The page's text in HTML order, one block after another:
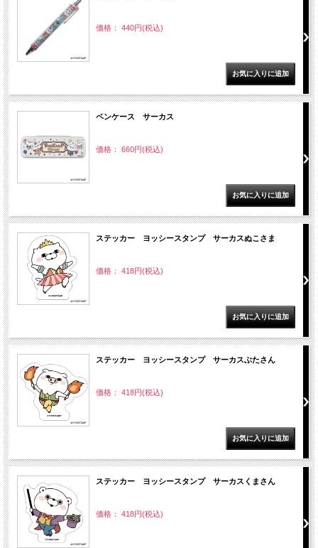
価格： 440円(税込)
ペンケース サーカス
価格： 660円(税込)
ステッカー ヨッシースタンプ サーカスぬこさま
価格： 418円(税込)
ステッカー ヨッシースタンプ サーカスぶたさん
価格： 418円(税込)
ステッカー ヨッシースタンプ サーカスくまさん
価格： 418円(税込)